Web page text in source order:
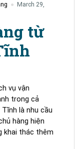
March 29,
từ
vụ vận
trong cả
là nhu cầu
hàng hiện
khai thác thêm